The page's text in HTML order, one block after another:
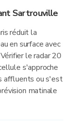
Sartrouville
réduit la
en surface avec
le radar 20
s'approche
affluents ou s'est
matinale